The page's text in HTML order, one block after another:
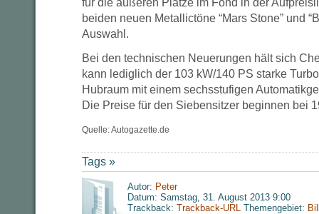
für die äußeren Plätze im Fond in der
beiden neuen Metallictöne “Mars Stone” und
Auswahl.
Bei den technischen Neuerungen hält sich
kann lediglich der 103 kW/140 PS starke
Hubraum mit einem sechsstufigen
Die Preise für den Siebensitzer beginnen bei
Quelle: Autogazette.de
Tags »
Autor: Peter
Datum: Samstag, 31. August 2013 9:00
Trackback: Trackback-URL Themengebiet: